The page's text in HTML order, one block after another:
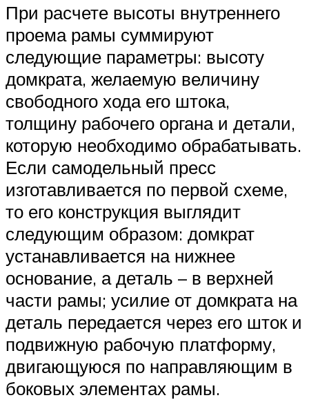
При расчете высоты внутреннего
проема рамы суммируют
следующие параметры: высоту
домкрата, желаемую величину
свободного хода его штока,
толщину рабочего органа и детали,
которую необходимо обрабатывать.
Если самодельный пресс
изготавливается по первой схеме,
то его конструкция выглядит
следующим образом: домкрат
устанавливается на нижнее
основание, а деталь – в верхней
части рамы; усилие от домкрата на
деталь передается через его шток и
подвижную рабочую платформу,
двигающуюся по направляющим в
боковых элементах рамы.